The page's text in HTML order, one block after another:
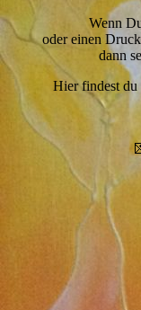
Wenn
oder einen
dann
Hier findest du